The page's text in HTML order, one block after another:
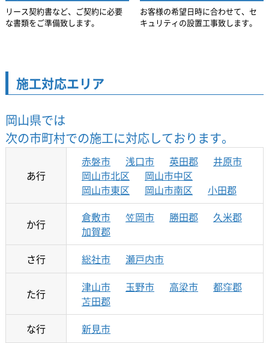
リース契約書など、ご契約に必要
な書類をご準備致します。
お客様の希望日時に合わせて、セ
キュリティの設置工事致します。
施工対応エリア
岡山県では
次の市町村での施工に対応しております。
あ行
赤磐市 浅口市 英田郡
井原市
岡山市北区
岡山市中区
岡山市東区
岡山市南区 小田郡
か行 倉敷市 笠岡市 勝田郡
久米郡
加賀郡
さ行
総社市 瀬戸内市
た行 津山市 玉野市 高梁市
都窪郡
苫田郡
な行
新見市